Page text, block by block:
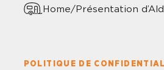
Home/Présentation
POLITIQUE DE